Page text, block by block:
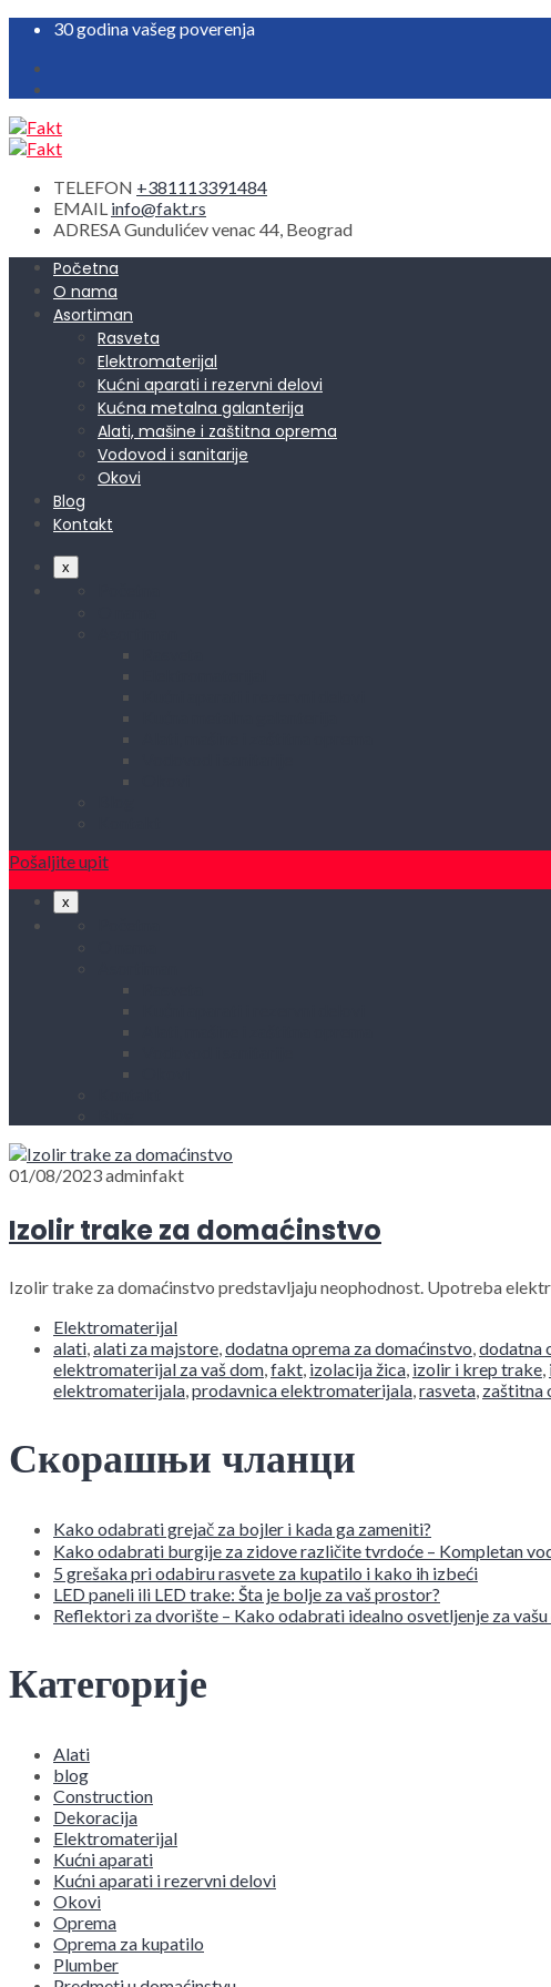
30 godina vašeg poverenja
TELEFON +381113391484
EMAIL info@fakt.rs
ADRESAGundulićev venac 44, Beograd
Početna
O nama
Asortiman
Rasveta
Elektromaterijal
Kućni aparati i rezervni delovi
Kućna metalna galanterija
Alati, mašine i zaštitna oprema
Vodovod i sanitarije
Okovi
Blog
Kontakt
x
Pošaljite upit
x
01/08/2023adminfakt
Izolir trake za domaćinstvo
Izolir trake za domaćinstvo predstavljaju neophodnost. Upotreba
Elektromaterijal
alati,alati za majstore,dodatna oprema za domaćinstvo,dodatna
elektromaterijal za vaš dom,fakt, izolacija žica, izolir i krep trake,
elektromaterijala,prodavnica elektromaterijala,rasveta, zaštitna
Скорашњи чланци
Kako odabrati grejač za bojler i kada ga zameniti?
Kako odabrati burgije za zidove različite tvrdoće – Kompletan
5 grešaka pri odabiru rasvete za kupatilo i kako ih izbeći
LED paneli ili LED trake: Šta je bolje za vaš prostor?
Reflektori za dvorište – Kako odabrati idealno osvetljenje za vašu
Категорије
Alati
blog
Construction
Dekoracija
Elektromaterijal
Kućni aparati
Kućni aparati i rezervni delovi
Okovi
Oprema
Oprema za kupatilo
Plumber